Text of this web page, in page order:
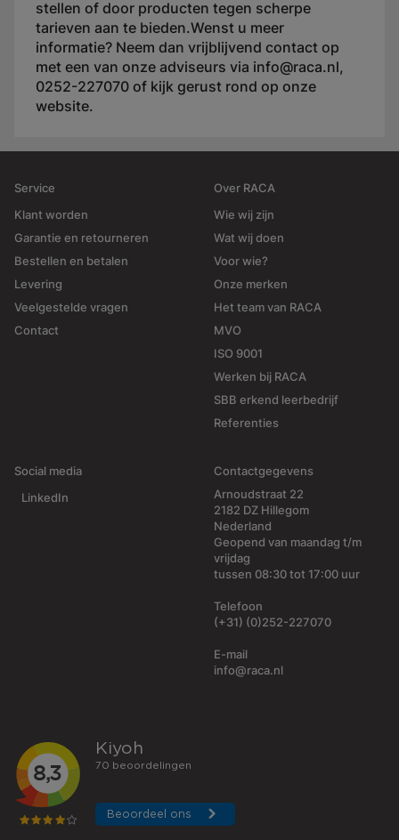
stellen of door producten tegen scherpe
tarieven aan te bieden.Wenst u meer
informatie? Neem dan vrijblijvend contact op
met een van onze adviseurs via info@raca.nl,
0252-227070 of kijk gerust rond op onze
website.
Service
Klant worden
Garantie en retourneren
Bestellen en betalen
Levering
Veelgestelde vragen
Contact
Over RACA
Wie wij zijn
Wat wij doen
Voor wie?
Onze merken
Het team van RACA
MVO
ISO 9001
Werken bij RACA
SBB erkend leerbedrijf
Referenties
Social media
LinkedIn
Contactgegevens
Arnoudstraat 22
2182 DZ Hillegom
Nederland
Geopend van maandag t/m
vrijdag
tussen 08:30 tot 17:00 uur
Telefoon
(+31) (0)252-227070
E-mail
info@raca.nl